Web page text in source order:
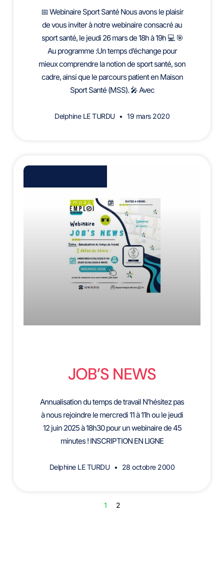
📅 Webinaire Sport Santé Nous avons le plaisir
de vous inviter à notre webinaire consacré au
sport santé, le jeudi 26 mars de 18h à 19h 💻 🎯
Au programme :Un temps d’échange pour
mieux comprendre la notion de sport santé, son
cadre, ainsi que le parcours patient en Maison
Sport Santé (MSS). 🎤 Avec
Delphine LE TURDU 19 mars 2020
JOB’S NEWS
Annualisation du temps de travail N’hésitez pas
à nous rejoindre le mercredi 11 à 11h ou le jeudi
12 juin 2025 à 18h30 pour un webinaire de 45
minutes ! INSCRIPTION EN LIGNE
Delphine LE TURDU 28 octobre 2000
1 2